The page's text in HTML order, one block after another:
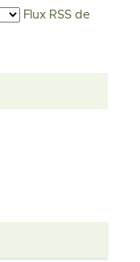
Flux RSS de